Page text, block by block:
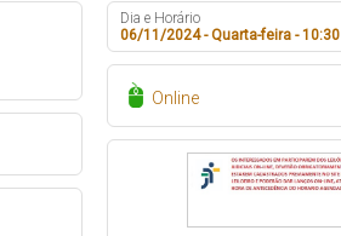
Dia e Horário
06/11/2024 - Quarta-feira - 10:30
Online